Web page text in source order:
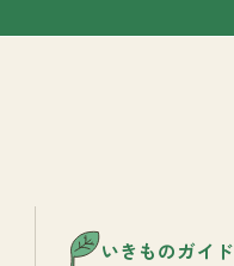
いきものガイド